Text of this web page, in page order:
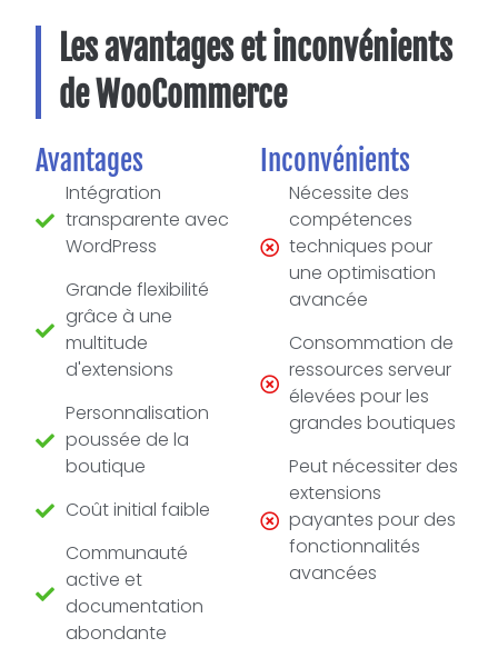
Les avantages et inconvénients
de WooCommerce
Avantages
Intégration
transparente avec
WordPress
Grande flexibilité
grâce à une
multitude
d'extensions
Personnalisation
poussée de la
boutique
Coût initial faible
Communauté
active et
documentation
abondante
Inconvénients
Nécessite des
compétences
techniques pour
une optimisation
avancée
Consommation de
ressources serveur
élevées pour les
grandes boutiques
Peut nécessiter des
extensions
payantes pour des
fonctionnalités
avancées